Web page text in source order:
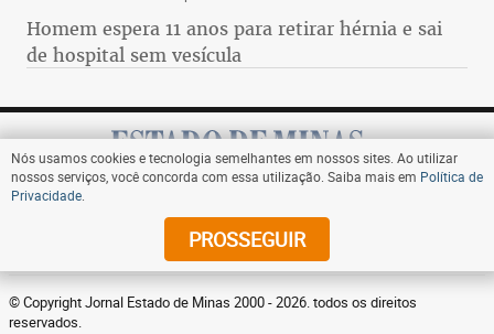
Homem espera 11 anos para retirar hérnia e sai
de hospital sem vesícula
Assine
© Copyright Jornal Estado de Minas 2000 - 2026. todos os direitos
reservados.
Nós usamos cookies e tecnologia semelhantes em nossos sites. Ao utilizar
nossos serviços, você concorda com essa utilização. Saiba mais em Política de
Privacidade
PROSSEGUIR